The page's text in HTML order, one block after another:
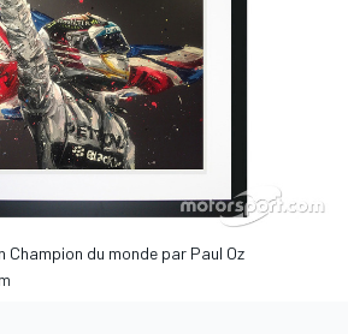
du monde par Paul Oz